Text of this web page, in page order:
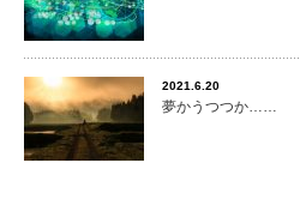
2021.6.20
夢かうつつか……